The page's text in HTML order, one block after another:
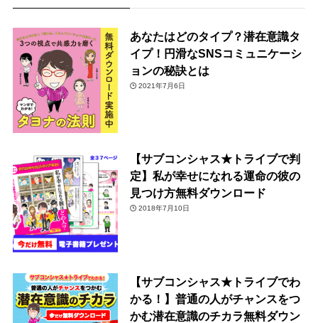
あなたはどのタイプ？潜在意識タ
イプ！円滑なSNSコミュニケーシ
ョンの秘訣とは
2021年7月6日
【サブコンシャス★トライブで判
定】私が幸せになれる運命の彼の
見つけ方無料ダウンロード
2018年7月10日
【サブコンシャス★トライブでわ
かる！】普通の人がチャンスをつ
かむ潜在意識のチカラ無料ダウン